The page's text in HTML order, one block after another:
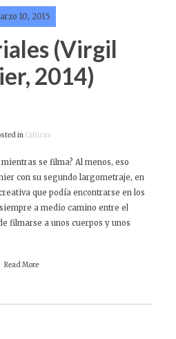
10, 2015
(Virgil
2014)
in Críticas
se filma? Al menos, eso
con su segundo largometraje, en
que podía encontrarse en los
a medio camino entre el
filmarse a unos cuerpos y unos
Read More